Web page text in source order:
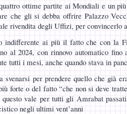
ottime partite ai Mondiali e un
che gli si debba offrire Palazzo
rivendita degli Uffizi, per convincerlo
indifferente ai più il fatto che con la
al 2024, con rinnovo automatico fino
tutti i mesi, anche quando stava in
svenarsi per prendere quello che già
forte o del fatto “che non si deve
questo vale per tutti gli Amrabat
negli ultimi vent’anni